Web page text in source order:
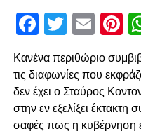
Facebook
Twitter
Κανένα περιθώριο
τις διαφωνίες που
δεν έχει ο Σταύρος
στην εν εξελίξει
σαφές πως η κυβέρνηση